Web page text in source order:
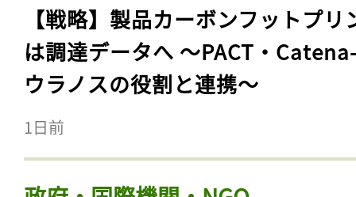
【戦略】製品カーボンフットプリ
は調達データへ 〜PACT・
ウラノスの役割と連携〜
1日前